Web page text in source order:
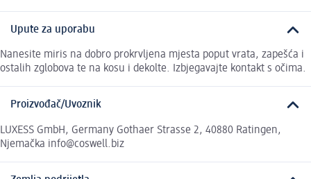
Upute za uporabu
Nanesite miris na dobro prokrvljena mjesta poput vrata, zapešća i
ostalih zglobova te na kosu i dekolte. Izbjegavajte kontakt s očima.
Proizvođač/Uvoznik
LUXESS GmbH, Germany Gothaer Strasse 2, 40880 Ratingen,
Njemačka info@coswell.biz